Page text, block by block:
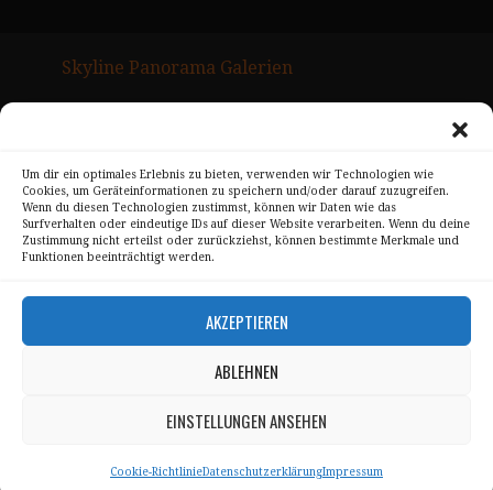
Um dir ein optimales Erlebnis zu bieten, verwenden wir Technologien wie
Cookies, um Geräteinformationen zu speichern und/oder darauf zuzugreifen.
Wenn du diesen Technologien zustimmst, können wir Daten wie das
Surfverhalten oder eindeutige IDs auf dieser Website verarbeiten. Wenn du deine
Zustimmung nicht erteilst oder zurückziehst, können bestimmte Merkmale und
Funktionen beeinträchtigt werden.
AKZEPTIEREN
ABLEHNEN
EINSTELLUNGEN ANSEHEN
Cookie-RichtlinieDatenschutzerklärungImpressum
Skyline Panorama Galerien
Kontakt
Alle Bilder unterliegen dem Urheberrecht von
Sebastian Trandafir
All pictures © 2008 – 2026 by